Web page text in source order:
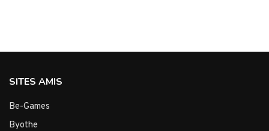
SITES AMIS
Be-Games
Byothe